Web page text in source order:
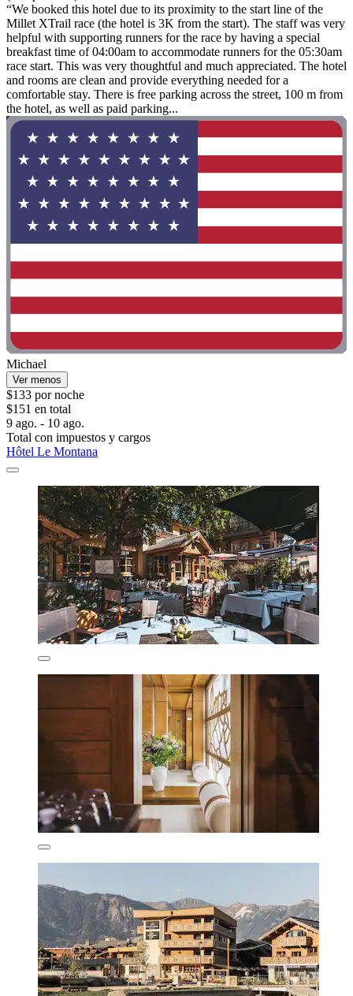
“We booked this hotel due to its proximity to the start line of the
Millet XTrail race (the hotel is 3K from the start). The staff was very
helpful with supporting runners for the race by having a special
breakfast time of 04:00am to accommodate runners for the 05:30am
race start. This was very thoughtful and much appreciated. The hotel
and rooms are clean and provide everything needed for a
comfortable stay. There is free parking across the street, 100 m from
the hotel, as well as paid parking...
Michael
Ver menos
$133 por noche
$151 en total
9 ago. - 10 ago.
Total con impuestos y cargos
Hôtel Le Montana